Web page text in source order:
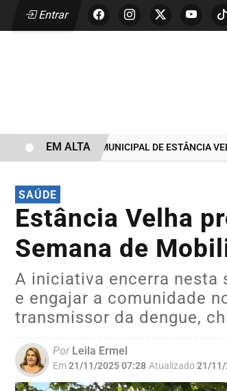
Entrar
GUARDA CIVIL MUNICIPAL DE ESTÂNCIA VELHA
EM ALTA
SAÚDE
Estância Velha
Semana de
A iniciativa encerra nesta
e engajar a comunidade
transmissor da dengue,
PorLeila Ermel
Em21/11/2025 07:28 Atualizado21/11/